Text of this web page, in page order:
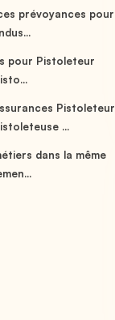
prévoyances pour
pour Pistoleteur
Pistoleteur
...
dans la même